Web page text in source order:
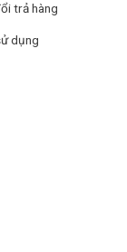
trả hàng
dụng